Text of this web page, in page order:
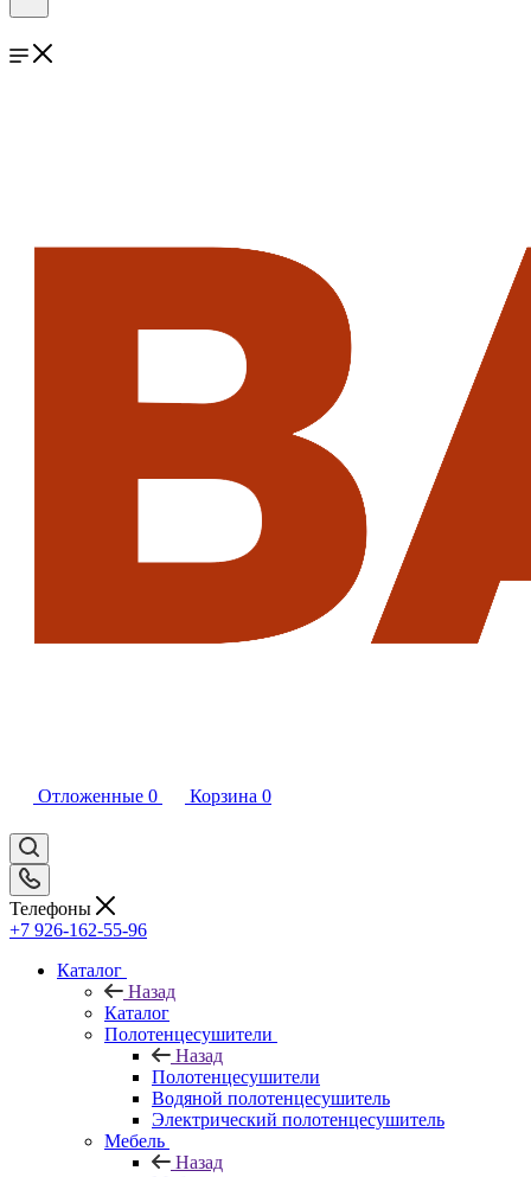
Отложенные 0 Корзина 0
Телефоны
+7 926-162-55-96
Каталог
Назад
Каталог
Полотенцесушители
Назад
Полотенцесушители
Водяной полотенцесушитель
Электрический полотенцесушитель
Мебель
Назад